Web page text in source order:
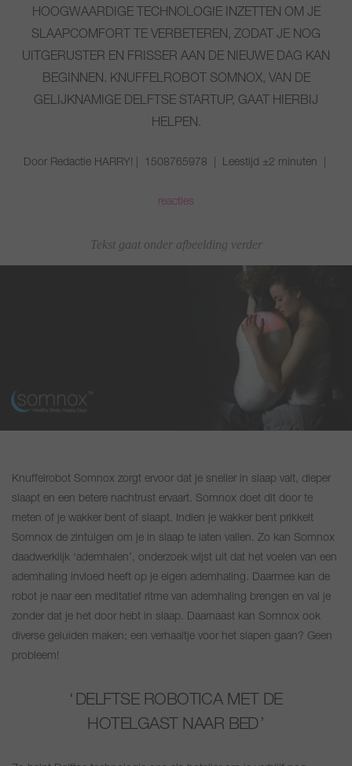
HOOGWAARDIGE TECHNOLOGIE INZETTEN OM JE
SLAAPCOMFORT TE VERBETEREN, ZODAT JE NOG
UITGERUSTER EN FRISSER AAN DE NIEUWE DAG KAN
BEGINNEN. KNUFFELROBOT SOMNOX, VAN DE
GELIJKNAMIGE DELFTSE STARTUP, GAAT HIERBIJ
HELPEN.
Door Redactie HARRY! | 1508765978 | Leestijd ±2 minuten |
reacties
Tekst gaat onder afbeelding verder
Knuffelrobot Somnox zorgt ervoor dat je sneller in slaap valt, dieper
slaapt en een betere nachtrust ervaart. Somnox doet dit door te
meten of je wakker bent of slaapt. Indien je wakker bent prikkelt
Somnox de zintuigen om je in slaap te laten vallen. Zo kan Somnox
daadwerklijk ‘ademhalen’, onderzoek wijst uit dat het voelen van een
ademhaling invloed heeft op je eigen ademhaling. Daarmee kan de
robot je naar een meditatief ritme van ademhaling brengen en val je
zonder dat je het door hebt in slaap. Daarnaast kan Somnox ook
diverse geluiden maken; een verhaaltje voor het slapen gaan? Geen
probleem!
DELFTSE ROBOTICA MET DE
HOTELGAST NAAR BED